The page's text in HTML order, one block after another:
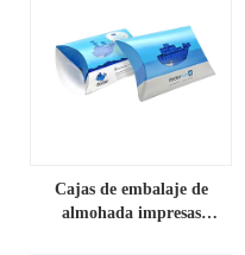
Cajas de embalaje de
almohada impresas